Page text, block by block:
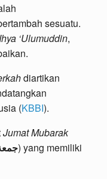
sesuatu.
Ihya ‘Ulumuddin,
diartikan
(KBBI).
Jumat Mubarak
) yang memiliki